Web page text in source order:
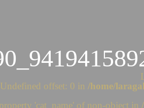
offset: 0 in /home/
'cat_name' of non-object in